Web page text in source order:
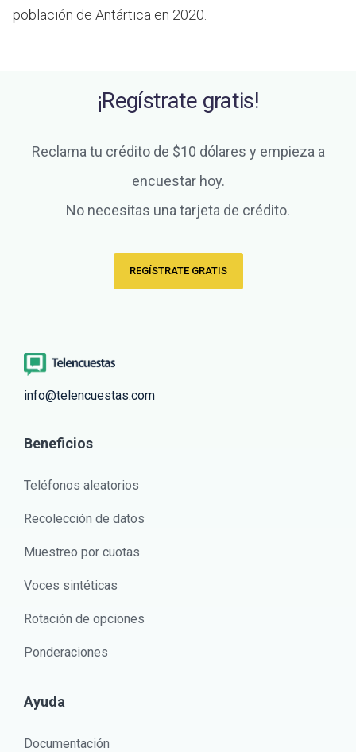
población de Antártica en 2020.
¡Regístrate gratis!
Reclama tu crédito de $10 dólares y empieza a
encuestar hoy.
No necesitas una tarjeta de crédito.
REGÍSTRATE GRATIS
info@telencuestas.com
Beneficios
Teléfonos aleatorios
Recolección de datos
Muestreo por cuotas
Voces sintéticas
Rotación de opciones
Ponderaciones
Ayuda
Documentación